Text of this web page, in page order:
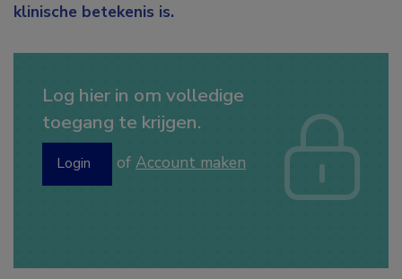
klinische betekenis is.
Log hier in om volledige
toegang te krijgen.
Login of Account maken